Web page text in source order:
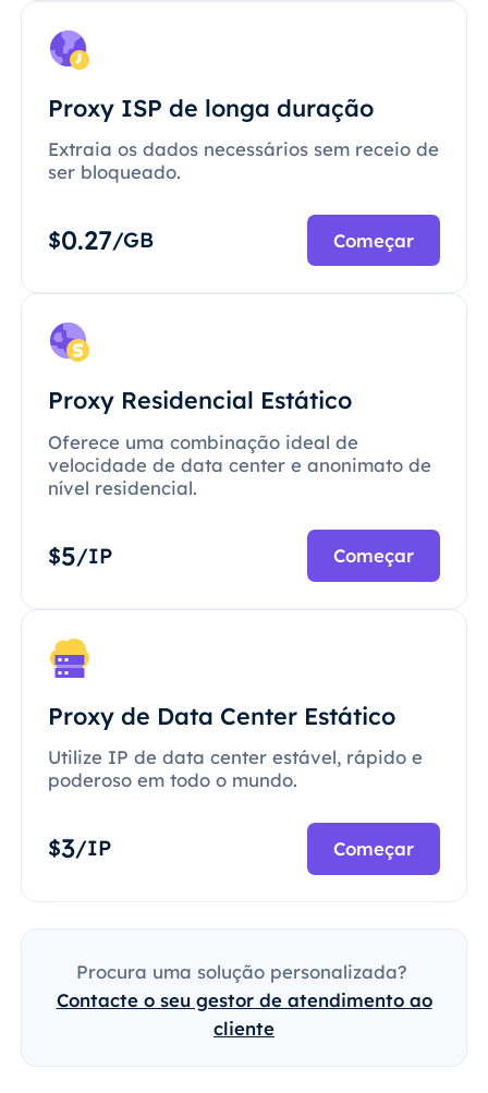
Proxy ISP de longa duração
Extraia os dados necessários sem receio de
ser bloqueado.
$0.27/GB Começar
Proxy Residencial Estático
Oferece uma combinação ideal de
velocidade de data center e anonimato de
nível residencial.
$5/IP Começar
Proxy de Data Center Estático
Utilize IP de data center estável, rápido e
poderoso em todo o mundo.
$3/IP Começar
Procura uma solução personalizada?
Contacte o seu gestor de atendimento ao
cliente